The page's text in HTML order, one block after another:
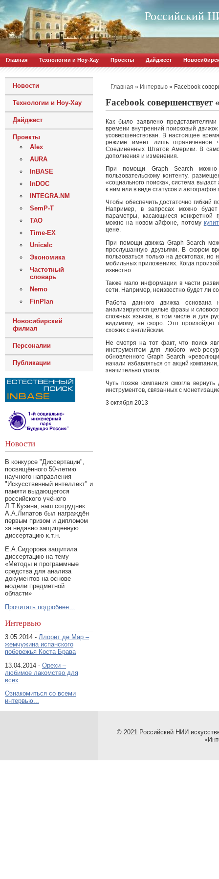
Российский
Главная Технологии и Ноу-Хау Проекты Дайджест
Новости
Технологии и Ноу-Хау
Дайджест
Проекты
Alex
AURA
InBASE
InDOC
INTEGRA.NM
SemP-T
ТАО
Time-EX
Unicalc
Экономика
Частотный
словарь
Nemo
FinPlan
Новосибирский
филиал
Персоналии
Публикации
Новости
В конкурсе "Диссертации",
посвящённого 50-летию
научного направления
"Искусственный интеллект" и
памяти выдающегося
российского учёного
Л.Т.Кузина, наш сотрудник
А.А.Липатов был награждён
первым призом и дипломом
за недавно защищенную
диссертацию к.т.н.
Е.А.Сидорова защитила
диссертацию на тему
«Методы и программные
средства для анализа
документов на основе
модели предметной
области»
Прочитать подробнее...
Интервью
3.05.2014 - Ллорет де Мар –
жемчужина испанского
побережья Коста Брава
13.04.2014 - Орехи –
любимое лакомство для
всех
Ознакомиться со всеми
интервью...
Главная » Интервью » Facebook
Facebook
Как было заявлено
времени внутренний поисковый
усовершенствован. В настоящее
режиме имеет лишь ограниченное
Соединенных Штатов Америки. В
дополнения и изменения.
При помощи Graph Search можно
пользовательскому контенту,
«социального поиска», система
к ним или в виде статусов и
Чтобы обеспечить достаточно гибкий
Например, в запросах можно
параметры, касающиеся конкретной
можно на новом айфоне, потому
цене.
При помощи движка Graph Search
прослушанную друзьями. В скором
пользоваться только на десктопах,
мобильных приложениях. Когда
известно.
Также мало информации в части
сети. Например, неизвестно будет ли
Работа данного движка
анализируются целые фразы и
сложных языков, в том числе и для
видимому, не скоро. Это произойдет
схожих с английским.
Не смотря на тот факт, что поиск
инструментом для любого web-
обновленного Graph Search
начали избавляться от акций
значительно упала.
Чуть позже компания смогла
инструментов, связанных с
3 октября 2013
© 2021 Российский НИИ